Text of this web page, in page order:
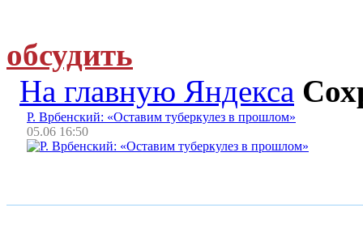
обсудить
На главную Яндекса
Р. Врбенский: «Оставим туберкулез в прошлом»
05.06 16:50